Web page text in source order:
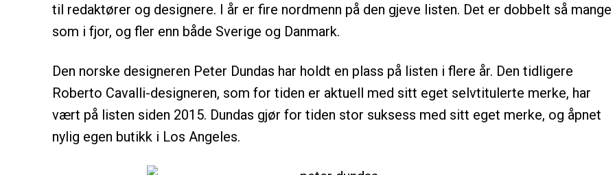
til redaktører og designere. I år er fire nordmenn på den gjeve listen. Det er dobbelt så mange
som i fjor, og fler enn både Sverige og Danmark.
Den norske designeren Peter Dundas har holdt en plass på listen i flere år. Den tidligere
Roberto Cavalli-designeren, som for tiden er aktuell med sitt eget selvtitulerte merke, har
vært på listen siden 2015. Dundas gjør for tiden stor suksess med sitt eget merke, og åpnet
nylig egen butikk i Los Angeles.